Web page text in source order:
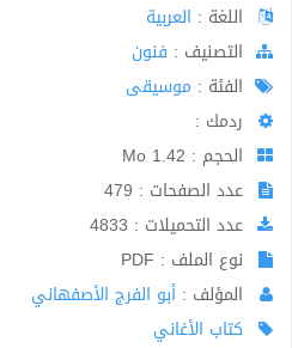
اللغة : العربية
اﻟﺘﺼﻨﻴﻒ : فنون
الفئة : موسيقى
ردمك :
الحجم : 1.42 Mo
عدد الصفحات : 479
عدد التحميلات : 4833
نوع الملف : PDF
المؤلف : أبو الفرج الأصفهاني
كتاب الأغاني